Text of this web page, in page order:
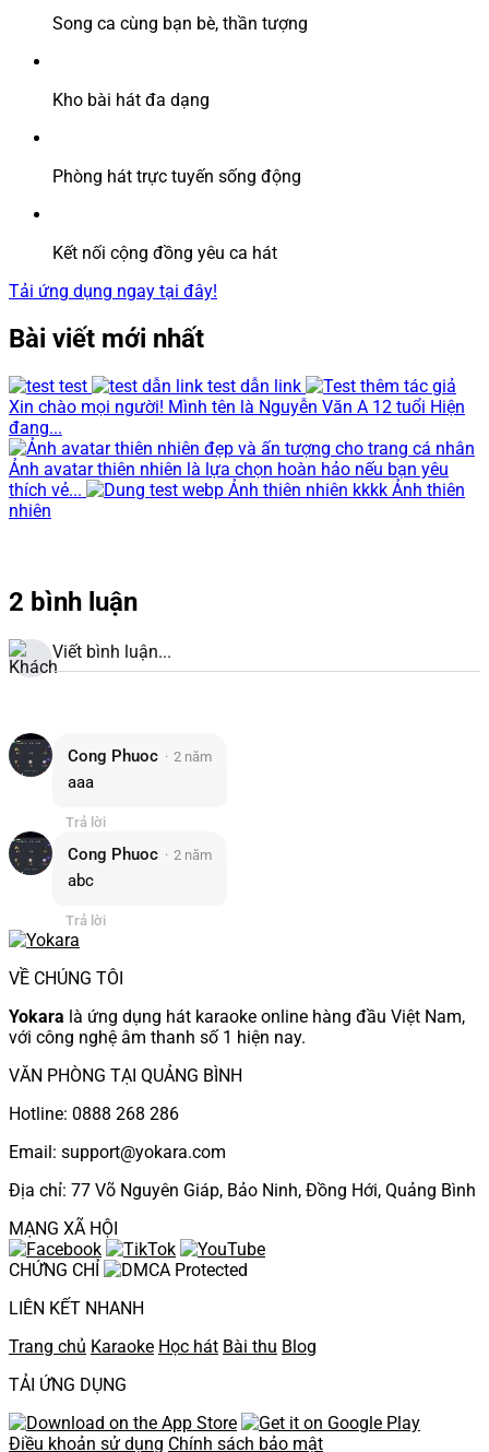
Song ca cùng bạn bè, thần tượng
Kho bài hát đa dạng
Phòng hát trực tuyến sống động
Kết nối cộng đồng yêu ca hát
Tải ứng dụng ngay tại đây!
Bài viết mới nhất
test
test dẫn link
Xin chào mọi người! Mình tên là Nguyễn Văn A 12 tuổi Hiện
đang...
Ảnh avatar thiên nhiên là lựa chọn hoàn hảo nếu bạn yêu
thích vẻ...
Ảnh thiên nhiên kkkk Ảnh thiên
nhiên
2 bình luận
Viết bình luận...
Cong Phuoc 2 năm
aaa
Trả lời
Cong Phuoc 2 năm
abc
Trả lời
VỀ CHÚNG TÔI
Yokara là ứng dụng hát karaoke online hàng đầu Việt Nam,
với công nghệ âm thanh số 1 hiện nay.
VĂN PHÒNG TẠI QUẢNG BÌNH
Hotline: 0888 268 286
Email: support@yokara.com
Địa chỉ: 77 Võ Nguyên Giáp, Bảo Ninh, Đồng Hới, Quảng Bình
MẠNG XÃ HỘI
CHỨNG CHỈ
LIÊN KẾT NHANH
Trang chủ Karaoke Học hát Bài thu Blog
TẢI ỨNG DỤNG
Điều khoản sử dụng Chính sách bảo mật